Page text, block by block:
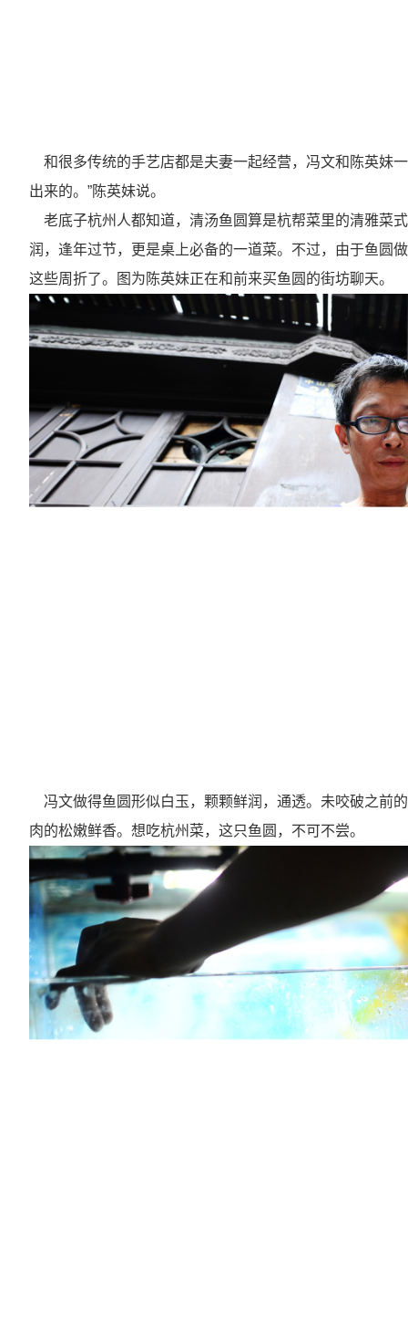
和很多传统的手艺店都是夫妻一起经营，冯文和陈英妹一
出来的。”陈英妹说。
老底子杭州人都知道，清汤鱼圆算是杭帮菜里的清雅菜
润，逢年过节，更是桌上必备的一道菜。不过，由于鱼圆
这些周折了。图为陈英妹正在和前来买鱼圆的街坊聊天。
冯文做得鱼圆形似白玉，颗颗鲜润，通透。未咬破之前
肉的松嫩鲜香。想吃杭州菜，这只鱼圆，不可不尝。